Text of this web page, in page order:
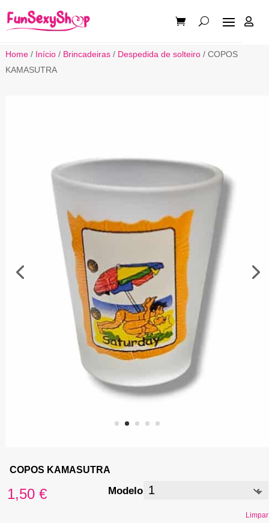

Home/ Início/ Brincadeiras/ Despedida de solteiro/ COPOS
KAMASUTRA
COPOS KAMASUTRA
1,50 € Modelo
Limpar